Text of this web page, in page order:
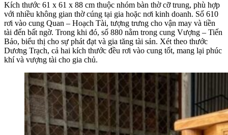
Kích thước 61 x 61 x 88 cm thuộc nhóm bàn thờ cỡ trung, phù hợp
với nhiều không gian thờ cúng tại gia hoặc nơi kinh doanh. Số 610
rơi vào cung Quan – Hoạch Tài, tượng trưng cho vận may và tiền
tài đến bất ngờ. Trong khi đó, số 880 nằm trong cung Vượng – Tiến
Bảo, biểu thị cho sự phát đạt và gia tăng tài sản. Xét theo thước
Dương Trạch, cả hai kích thước đều rơi vào cung tốt, mang lại phúc
khí và vượng tài cho gia chủ.